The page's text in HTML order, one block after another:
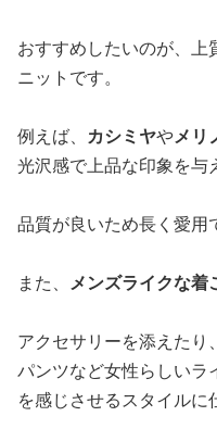
おすすめしたいのが、
ニットです。
例えば、 カシミヤやメリ
光沢感で上品な印象を与
品質が良いため長く愛用
また、 メンズライクな着
アクセサリーを添えたり
パンツなど女性らしいラ
を感じさせるスタイルに